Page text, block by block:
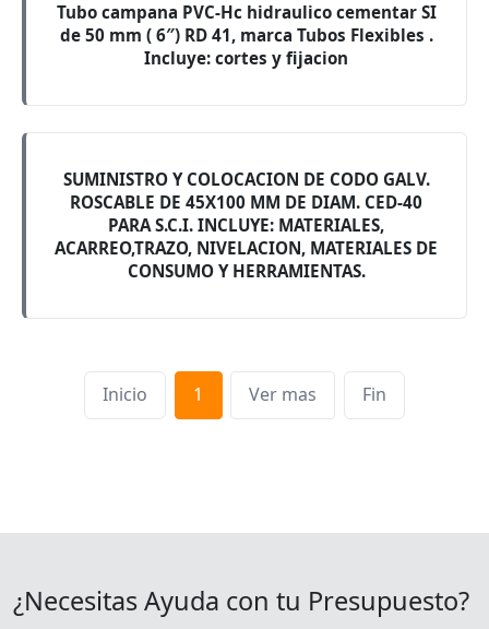
Tubo campana PVC-Hc hidraulico cementar SI
de 50 mm ( 6″) RD 41, marca Tubos Flexibles .
Incluye: cortes y fijacion
SUMINISTRO Y COLOCACION DE CODO GALV.
ROSCABLE DE 45X100 MM DE DIAM. CED-40
PARA S.C.I. INCLUYE: MATERIALES,
ACARREO,TRAZO, NIVELACION, MATERIALES DE
CONSUMO Y HERRAMIENTAS.
Inicio 1 Ver mas Fin
¿Necesitas Ayuda con tu Presupuesto?